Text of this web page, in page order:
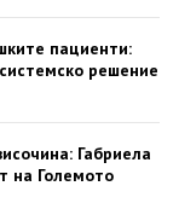
пациенти:
решение
Габриела
на Големото